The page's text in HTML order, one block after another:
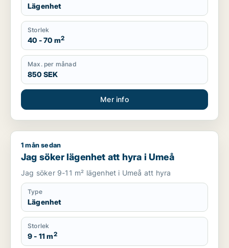
Lägenhet
Storlek
40 - 70 m2
Max. per månad
850 SEK
Mer info
Jag söker lägenhet att hyra i Umeå
1 mån sedan
Jag söker lägenhet att hyra i Umeå
Jag söker 9-11 m² lägenhet i Umeå att hyra
Type
Lägenhet
Storlek
9 - 11 m2